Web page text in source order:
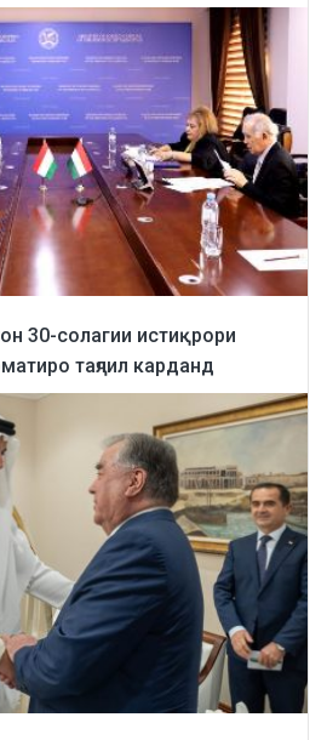
30-солагии истиқрори
таҷлил карданд